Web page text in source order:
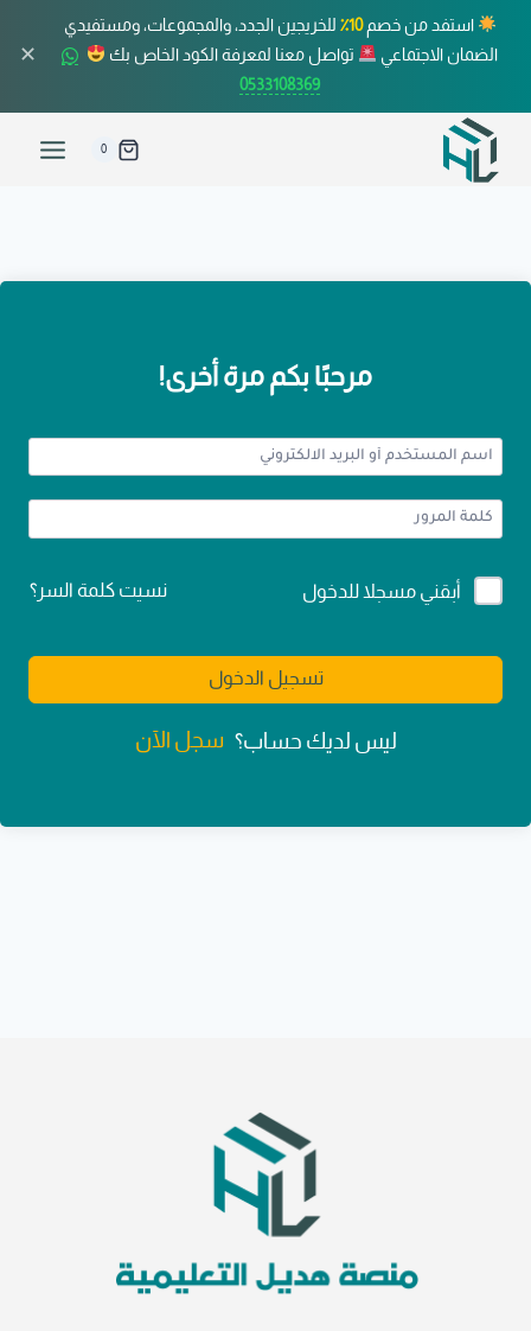
استفد من خصم10٪
للخريجين الجدد، والمجموعات، ومستفيدي
الضمان الاجتماعي
تواصل معنا لمعرفة الكود الخاص بك
0533108369
✕
0
مرحبًا بكم مرة أخرى!
Alternative:
أبقني مسجلا للدخول نسيت كلمة السر؟
تسجيل الدخول
ليس لديك حساب؟ سجل الآن